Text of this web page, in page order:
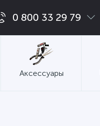
0 800 33 29 79
Аксессуары